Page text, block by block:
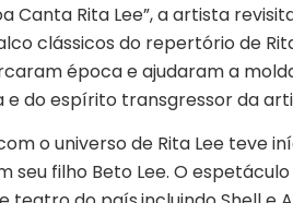
Canta Rita Lee”, a artista
clássicos do repertório de Rita
época e ajudaram a
do espírito transgressor da
o universo de Rita Lee teve
seu filho Beto Lee. O